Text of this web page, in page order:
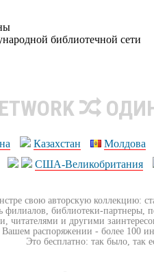
библиотечной сети
Казахстан Молдова
США-Великобритания
свою авторскую коллекцию:
филиалов, библиотеки-партнеры,
читателями и другими
распоряжении - более 100
Это бесплатно: так было, так